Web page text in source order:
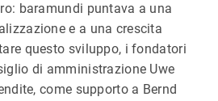
baramundi puntava a una
e a una crescita
questo sviluppo, i fondatori
di amministrazione Uwe
come supporto a Bernd